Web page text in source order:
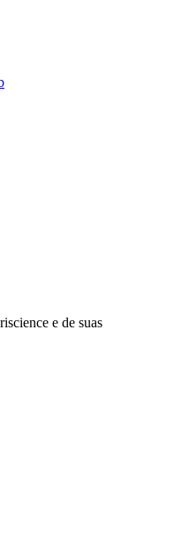
e de suas